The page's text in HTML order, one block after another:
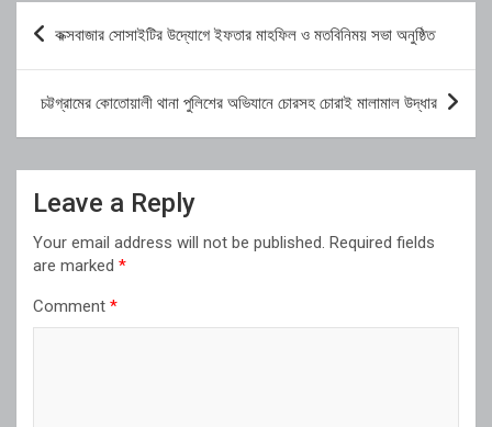
Post
কক্সবাজার সোসাইটির উদ্যোগে ইফতার মাহফিল ও মতবিনিময় সভা অনুষ্ঠিত
চট্টগ্রামের কোতোয়ালী থানা পুলিশের অভিযানে চোরসহ চোরাই মালামাল উদ্ধার
Leave a Reply
Your email address will not be published. Required fields
are marked *
Comment *